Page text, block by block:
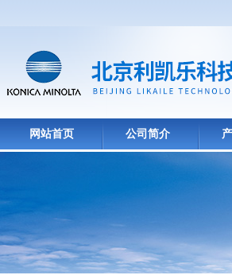
网站首页 公司简介